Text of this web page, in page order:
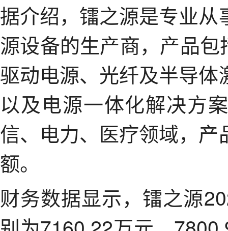
据介绍，镭之源是专业
源设备的生产商，产品
驱动电源、光纤及半导
以及电源一体化解决方
信、电力、医疗领域，
额。
财务数据显示，镭之源